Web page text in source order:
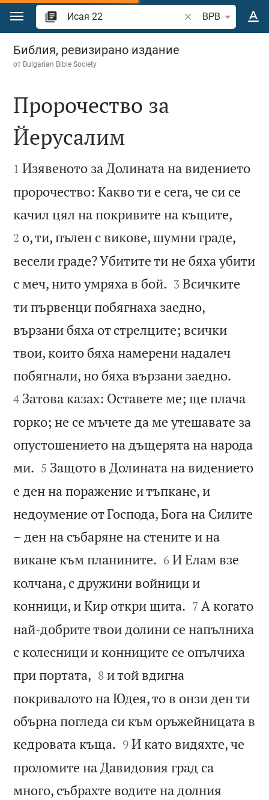
Преминете към съдържанието
Търсете стих или
BPB
Исая 22
Библия, ревизирано издание
от Bulgarian Bible Society

Пророчество за
Йерусалим

1 Изявеното за Долината на видението
пророчество: Какво ти е сега, че си се
качил цял на покривите на къщите,
2 о, ти, пълен с викове, шумни граде,
весели граде? Убитите ти не бяха убити
с меч, нито умряха в бой. 

3 Всичките
ти първенци побягнаха заедно,
вързани бяха от стрелците; всички
твои, които бяха намерени надалеч
побягнали, но бяха вързани заедно.
4 Затова казах: Оставете ме; ще плача
горко; не се мъчете да ме утешавате за
опустошението на дъщерята на народа
ми. 

5 Защото в Долината на видението
е ден на поражение и тъпкане, и
недоумение от Господа, Бога на Силите
– ден на събаряне на стените и на
викане към планините. 

6 И Елам взе
колчана, с дружини войници и
конници, и Кир откри щита. 

7 А когато
най-добрите твои долини се напълниха
с колесници и конниците се опълчиха
при портата, 

8 и той вдигна
покривалото на Юдея, то в онзи ден ти
обърна погледа си към оръжейницата в
кедровата къща. 

9 И като видяхте, че
проломите на Давидовия град са
много, събрахте водите на долния